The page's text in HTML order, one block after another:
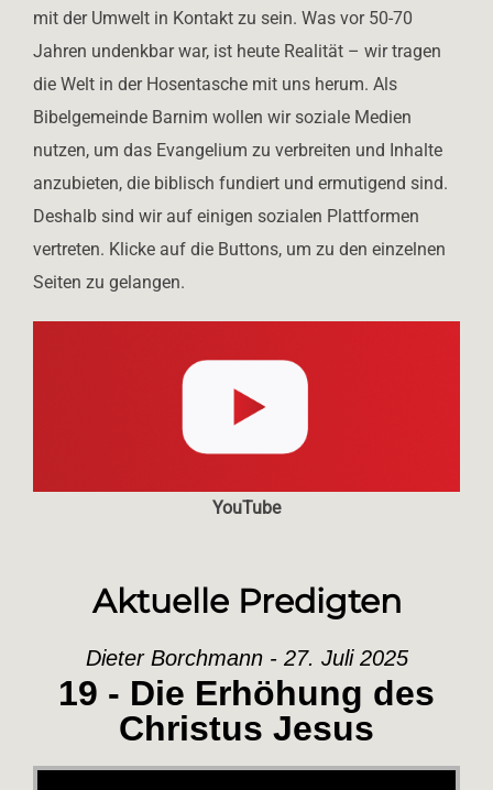
mit der Umwelt in Kontakt zu sein. Was vor 50-70
Jahren undenkbar war, ist heute Realität – wir tragen
die Welt in der Hosentasche mit uns herum. Als
Bibelgemeinde Barnim wollen wir soziale Medien
nutzen, um das Evangelium zu verbreiten und Inhalte
anzubieten, die biblisch fundiert und ermutigend sind.
Deshalb sind wir auf einigen sozialen Plattformen
vertreten. Klicke auf die Buttons, um zu den einzelnen
Seiten zu gelangen.
YouTube
Aktuelle Predigten
Dieter Borchmann - 27. Juli 2025
19 - Die Erhöhung des
Christus Jesus